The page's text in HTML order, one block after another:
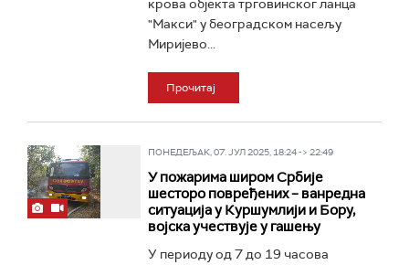
крова објекта трговинског ланца
"Макси" у београдском насељу
Миријево...
Прочитај
ПОНЕДЕЉАК, 07. ЈУЛ 2025, 18:24 -> 22:49
У пожарима широм Србије
шесторо повређених – ванредна
ситуација у Куршумлији и Бору,
војска учествује у гашењу
У периоду од 7 до 19 часова